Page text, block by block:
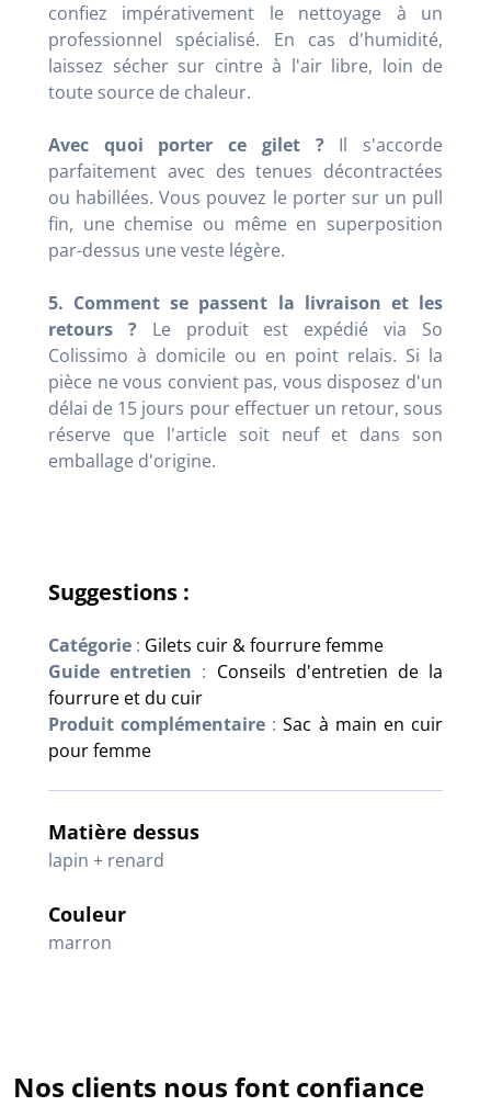
confiez impérativement le nettoyage à un
professionnel spécialisé. En cas d'humidité,
laissez sécher sur cintre à l'air libre, loin de
toute source de chaleur.
Avec quoi porter ce gilet ?Il s'accorde
parfaitement avec des tenues décontractées
ou habillées. Vous pouvez le porter sur un pull
fin, une chemise ou même en superposition
par-dessus une veste légère.
5. Comment se passent la livraison et les
retours ?Le produit est expédié via So
Colissimo à domicile ou en point relais. Si la
pièce ne vous convient pas, vous disposez d'un
délai de 15 jours pour effectuer un retour, sous
réserve que l'article soit neuf et dans son
emballage d'origine.
Suggestions :
Catégorie : Gilets cuir & fourrure femme
Guide entretien : Conseils d'entretien de la
fourrure et du cuir
Produit complémentaire :Sac à main en cuir
pour femme
Matière dessus
lapin + renard
Couleur
marron
Nos clients nous font confiance